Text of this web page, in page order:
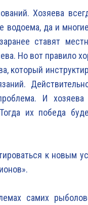
Хозяева
да и
ставят
Но вот правило
который
И
их победа
к новым
самих